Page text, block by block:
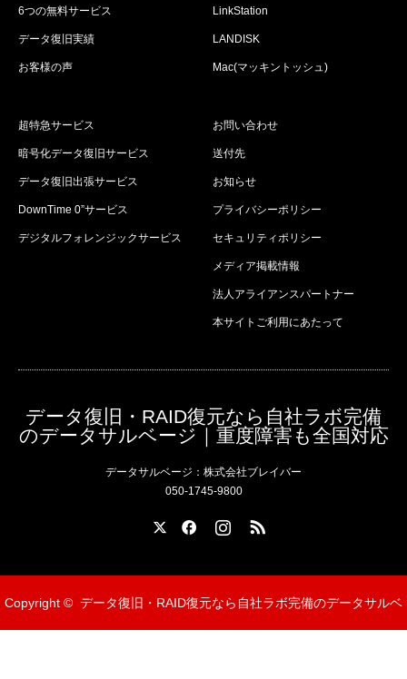
6つの無料サービス
データ復旧実績
お客様の声
LinkStation
LANDISK
Mac(マッキントッシュ)
超特急サービス
暗号化データ復旧サービス
データ復旧出張サービス
DownTime 0”サービス
デジタルフォレンジックサービス
お問い合わせ
送付先
お知らせ
プライバシーポリシー
セキュリティポリシー
メディア掲載情報
法人アライアンスパートナー
本サイトご利用にあたって
データ復旧・RAID復元なら自社ラボ完備
のデータサルベージ｜重度障害も全国対応
データサルベージ：株式会社ブレイバー
050-1745-9800
Copyright © データ復旧・RAID復元なら自社ラボ完備のデータサルベ